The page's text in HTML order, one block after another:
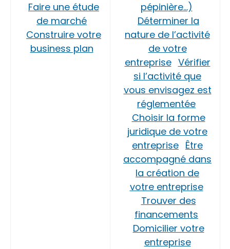
Faire une étude
de marché
Construire votre
business plan
pépinière…)
Déterminer la
nature de l’activité
de votre
entreprise Vérifier
si l’activité que
vous envisagez est
réglementée
Choisir la forme
juridique de votre
entreprise Être
accompagné dans
la création de
votre entreprise
Trouver des
financements
Domicilier votre
entreprise